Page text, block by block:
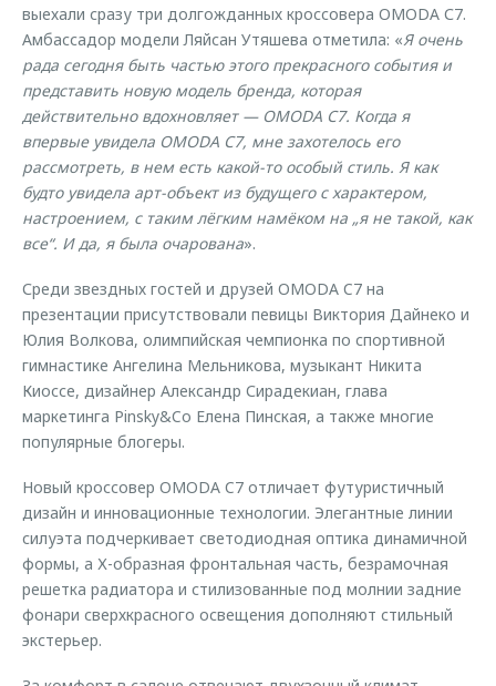
выехали сразу три долгожданных кроссовера OMODA С7.
Амбассадор модели Ляйсан Утяшева отметила: «Я очень
рада сегодня быть частью этого прекрасного события и
представить новую модель бренда, которая
действительно вдохновляет — OMODA C7. Когда я
впервые увидела OMODA C7, мне захотелось его
рассмотреть, в нем есть какой-то особый стиль. Я как
будто увидела арт-объект из будущего с характером,
настроением, с таким лёгким намёком на „я не такой, как
все“. И да, я была очарована».
Среди звездных гостей и друзей OMODA C7 на
презентации присутствовали певицы Виктория Дайнеко и
Юлия Волкова, олимпийская чемпионка по спортивной
гимнастике Ангелина Мельникова, музыкант Никита
Киоссе, дизайнер Александр Сирадекиан, глава
маркетинга Pinsky&Co Елена Пинская, а также многие
популярные блогеры.
Новый кроссовер OMODA C7 отличает футуристичный
дизайн и инновационные технологии. Элегантные линии
силуэта подчеркивает светодиодная оптика динамичной
формы, а Х-образная фронтальная часть, безрамочная
решетка радиатора и стилизованные под молнии задние
фонари сверхкрасного освещения дополняют стильный
экстерьер.